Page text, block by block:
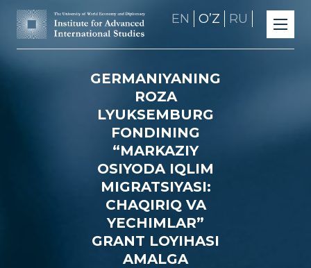
EN OʼZ RU
GERMANIYANING
ROZA
LYUKSEMBURG
FONDINING
“MARKAZIY
OSIYODA IQLIM
MIGRATSIYASI:
CHAQIRIQ VA
YECHIMLAR”
GRANT LOYIHASI
AMALGA